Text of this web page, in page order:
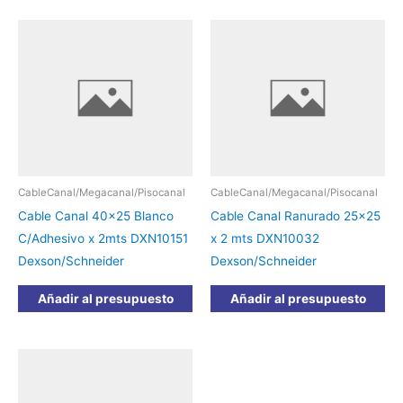
CableCanal/Megacanal/Pisocanal
Cable Canal 40×25 Blanco
C/Adhesivo x 2mts DXN10151
Dexson/Schneider
Añadir al presupuesto
CableCanal/Megacanal/Pisocanal
Cable Canal Ranurado 25×25
x 2 mts DXN10032
Dexson/Schneider
Añadir al presupuesto